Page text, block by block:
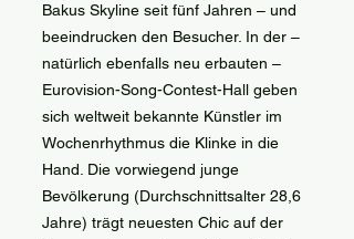
Bakus Skyline seit fünf Jahren – und
beeindrucken den Besucher. In der –
natürlich ebenfalls neu erbauten –
Eurovision-Song-Contest-Hall geben
sich weltweit bekannte Künstler im
Wochenrhythmus die Klinke in die
Hand. Die vorwiegend junge
Bevölkerung (Durchschnittsalter 28,6
Jahre) trägt neuesten Chic auf der